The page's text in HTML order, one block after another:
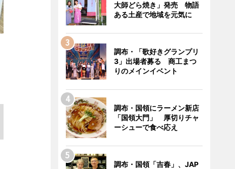
大師どら焼き」発売 物語
ある土産で地域を元気に
調布・「歌好きグランプリ
3」出場者募る 商工まつ
りのメインイベント
調布・国領にラーメン新店
「国領大門」 厚切りチャ
ーシューで食べ応え
調布・国領「吉春」、JAP